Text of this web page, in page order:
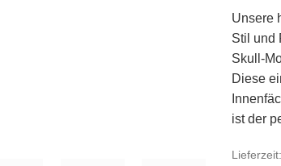
Unsere
Stil und
Skull-
Diese
ist der
Lieferzeit: